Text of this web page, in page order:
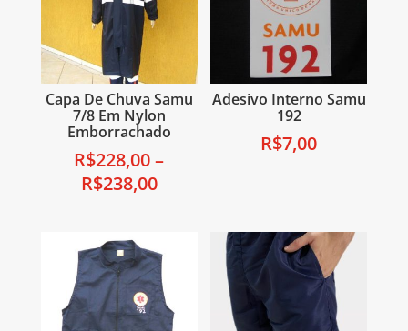
Capa De Chuva Samu
7/8 Em Nylon
Emborrachado
R$228,00–
R$238,00
Adesivo Interno Samu
192
R$7,00